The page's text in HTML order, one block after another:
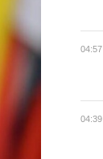
04:57
04:39